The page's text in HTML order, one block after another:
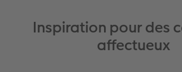
Inspiration pour des
affectueux